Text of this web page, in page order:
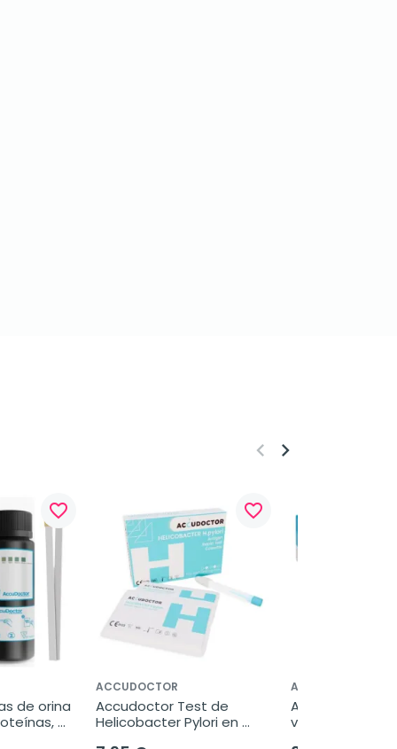
favorite_border
de orina
favorite_border
ACCUDOCTOR
Accudoctor Test de
Helicobacter Pylori en
ACCUDOCTOR
Accudoctor
vaginal, 5
keyboard_arrow_left keyboard_arrow_right